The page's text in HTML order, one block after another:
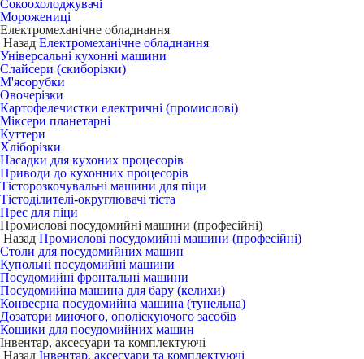
Сокоохолоджувачі
Морожениці
Електромеханічне обладнання
Назад Електромеханічне обладнання
Універсальні кухонні машини
Слайсери (скиборізки)
М'ясорубки
Овочерізки
Картофелечистки електричні (промислові)
Міксери планетарні
Куттери
Хліборізки
Насадки для кухоних процесорів
Приводи до кухонних процесорів
Тісторозкочувальні машини для піци
Тістоділителі-округлювачі тіста
Прес для піци
Промислові посудомийні машини (професійні)
Назад Промислові посудомийні машини (професійні)
Столи для посудомийних машин
Купольні посудомийні машини
Посудомийні фронтальні машини
Посудомийна машина для бару (келихи)
Конвеєрна посудомийна машина (тунельна)
Дозатори миючого, ополіскуючого засобів
Кошики для посудомийних машин
Інвентар, аксесуари та комплектуючі
Назад Інвентар, аксесуари та комплектуючі